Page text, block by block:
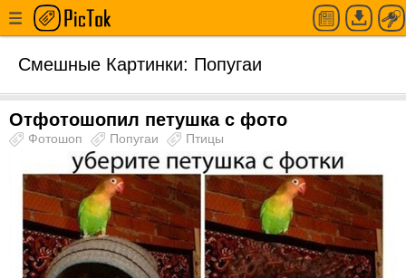
Смешные Картинки: Попугаи
Отфотошопил петушка с фото
Фотошоп Попугаи Птицы